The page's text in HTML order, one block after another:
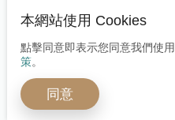
本網站使用 Cookies
點擊同意即表示您同意我們使
策。
同意